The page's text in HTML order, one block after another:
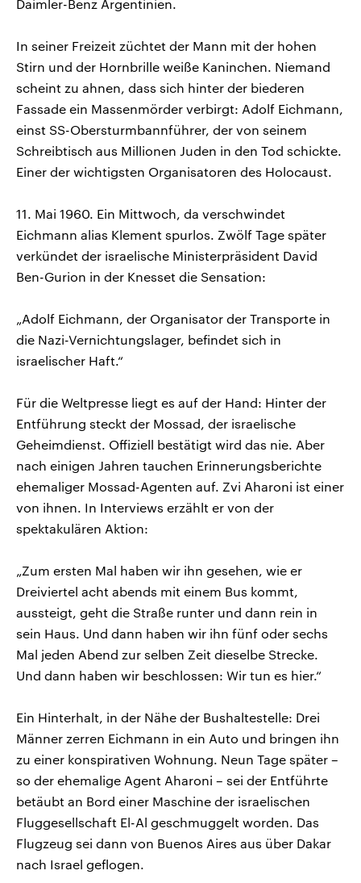
Daimler-Benz Argentinien.
In seiner Freizeit züchtet der Mann mit der hohen
Stirn und der Hornbrille weiße Kaninchen. Niemand
scheint zu ahnen, dass sich hinter der biederen
Fassade ein Massenmörder verbirgt: Adolf Eichmann,
einst SS-Obersturmbannführer, der von seinem
Schreibtisch aus Millionen Juden in den Tod schickte.
Einer der wichtigsten Organisatoren des Holocaust.
11. Mai 1960. Ein Mittwoch, da verschwindet
Eichmann alias Klement spurlos. Zwölf Tage später
verkündet der israelische Ministerpräsident David
Ben-Gurion in der Knesset die Sensation:
„Adolf Eichmann, der Organisator der Transporte in
die Nazi-Vernichtungslager, befindet sich in
israelischer Haft.“
Für die Weltpresse liegt es auf der Hand: Hinter der
Entführung steckt der Mossad, der israelische
Geheimdienst. Offiziell bestätigt wird das nie. Aber
nach einigen Jahren tauchen Erinnerungsberichte
ehemaliger Mossad-Agenten auf. Zvi Aharoni ist einer
von ihnen. In Interviews erzählt er von der
spektakulären Aktion:
„Zum ersten Mal haben wir ihn gesehen, wie er
Dreiviertel acht abends mit einem Bus kommt,
aussteigt, geht die Straße runter und dann rein in
sein Haus. Und dann haben wir ihn fünf oder sechs
Mal jeden Abend zur selben Zeit dieselbe Strecke.
Und dann haben wir beschlossen: Wir tun es hier.“
Ein Hinterhalt, in der Nähe der Bushaltestelle: Drei
Männer zerren Eichmann in ein Auto und bringen ihn
zu einer konspirativen Wohnung. Neun Tage später –
so der ehemalige Agent Aharoni – sei der Entführte
betäubt an Bord einer Maschine der israelischen
Fluggesellschaft El-Al geschmuggelt worden. Das
Flugzeug sei dann von Buenos Aires aus über Dakar
nach Israel geflogen.